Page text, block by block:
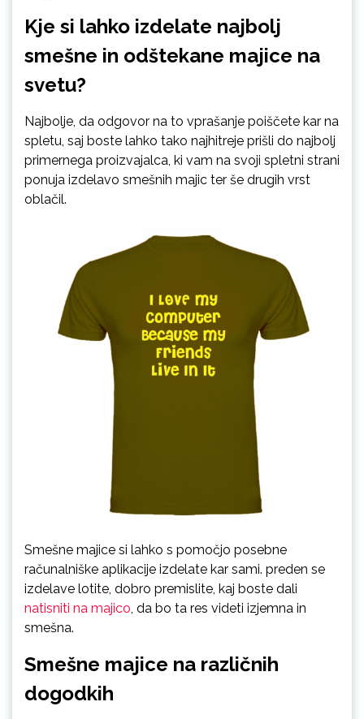
Kje si lahko izdelate najbolj
smešne in odštekane majice na
svetu?
Najbolje, da odgovor na to vprašanje poiščete kar na
spletu, saj boste lahko tako najhitreje prišli do najbolj
primernega proizvajalca, ki vam na svoji spletni strani
ponuja izdelavo smešnih majic ter še drugih vrst
oblačil.
Smešne majice si lahko s pomočjo posebne
računalniške aplikacije izdelate kar sami. preden se
izdelave lotite, dobro premislite, kaj boste dali
natisniti na majico , da bo ta res videti izjemna in
smešna.
Smešne majice na različnih
dogodkih